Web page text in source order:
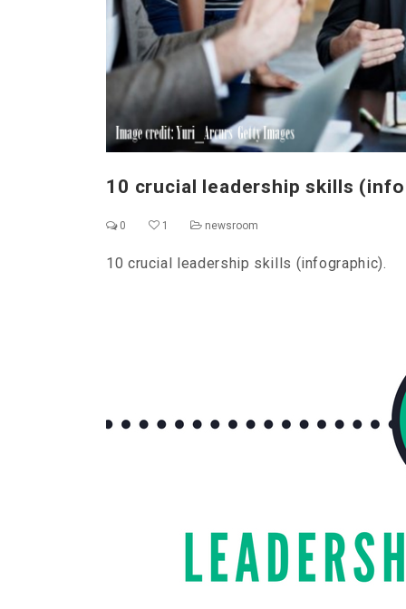
10 crucial leadership skills
0 1 newsroom
10 crucial leadership skills (infographic).